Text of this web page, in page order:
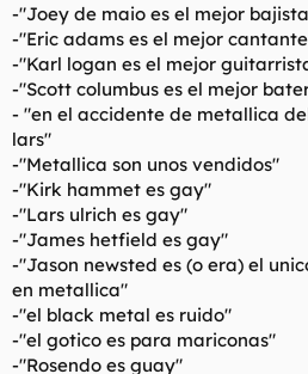
-"Joey de maio es el mejor
-"Eric adams es el mejor
-"Karl logan es el mejor
-"Scott columbus es el mejor
- "en el accidente de metallica
lars"
-"Metallica son unos vendidos"
-"Kirk hammet es gay"
-"Lars ulrich es gay"
-"James hetfield es gay"
-"Jason newsted es (o era) el
en metallica"
-"el black metal es ruido"
-"el gotico es para mariconas"
-"Rosendo es guay"